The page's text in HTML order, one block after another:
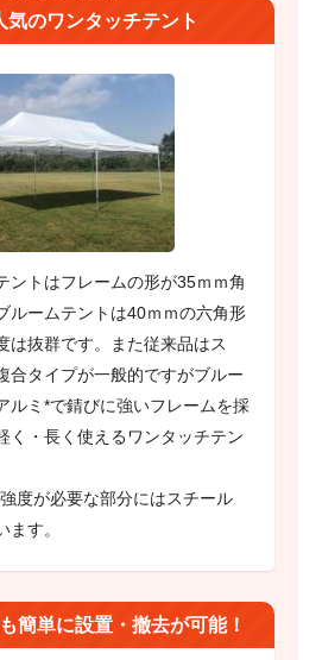
気のワンタッチテント
ントはフレームの形が35ｍｍ角
ルームテントは40ｍｍの六角形
は抜群です。また従来品はス
合タイプが一般的ですがブルー
ルミ*で錆びに強いフレームを採
く・長く使えるワンタッチテン
度が必要な部分にはスチール
ます。
簡単に設置・撤去が可能！